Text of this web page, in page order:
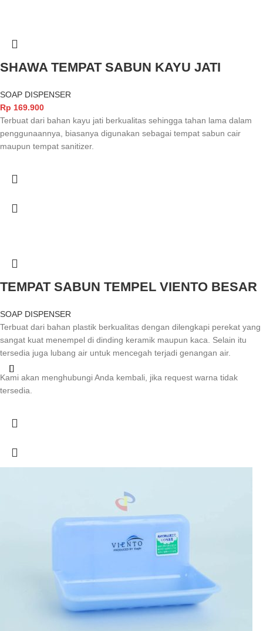
SHAWA TEMPAT SABUN KAYU JATI
SOAP DISPENSER
Rp 169.900
Terbuat dari bahan kayu jati berkualitas sehingga tahan lama dalam
penggunaannya, biasanya digunakan sebagai tempat sabun cair
maupun tempat sanitizer.
TEMPAT SABUN TEMPEL VIENTO BESAR
SOAP DISPENSER
Terbuat dari bahan plastik berkualitas dengan dilengkapi perekat yang
sangat kuat menempel di dinding keramik maupun kaca. Selain itu
tersedia juga lubang air untuk mencegah terjadi genangan air.
Kami akan menghubungi Anda kembali, jika request warna tidak
tersedia.